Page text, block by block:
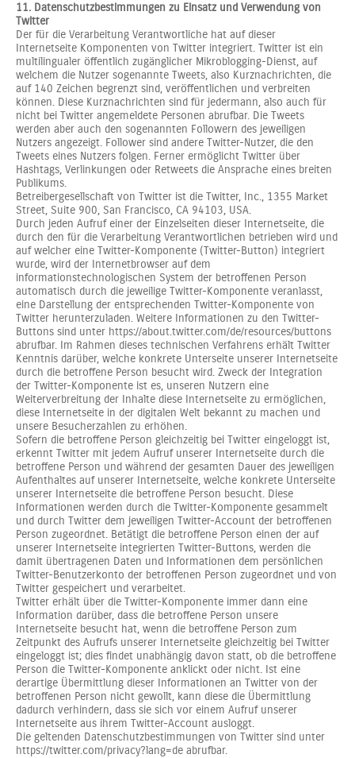
11. Datenschutzbestimmungen zu Einsatz und Verwendung von
Twitter
Der für die Verarbeitung Verantwortliche hat auf dieser
Internetseite Komponenten von Twitter integriert. Twitter ist ein
multilingualer öffentlich zugänglicher Mikroblogging-Dienst, auf
welchem die Nutzer sogenannte Tweets, also Kurznachrichten, die
auf 140 Zeichen begrenzt sind, veröffentlichen und verbreiten
können. Diese Kurznachrichten sind für jedermann, also auch für
nicht bei Twitter angemeldete Personen abrufbar. Die Tweets
werden aber auch den sogenannten Followern des jeweiligen
Nutzers angezeigt. Follower sind andere Twitter-Nutzer, die den
Tweets eines Nutzers folgen. Ferner ermöglicht Twitter über
Hashtags, Verlinkungen oder Retweets die Ansprache eines breiten
Publikums.
Betreibergesellschaft von Twitter ist die Twitter, Inc., 1355 Market
Street, Suite 900, San Francisco, CA 94103, USA.
Durch jeden Aufruf einer der Einzelseiten dieser Internetseite, die
durch den für die Verarbeitung Verantwortlichen betrieben wird und
auf welcher eine Twitter-Komponente (Twitter-Button) integriert
wurde, wird der Internetbrowser auf dem
informationstechnologischen System der betroffenen Person
automatisch durch die jeweilige Twitter-Komponente veranlasst,
eine Darstellung der entsprechenden Twitter-Komponente von
Twitter herunterzuladen. Weitere Informationen zu den Twitter-
Buttons sind unter https://about.twitter.com/de/resources/buttons
abrufbar. Im Rahmen dieses technischen Verfahrens erhält Twitter
Kenntnis darüber, welche konkrete Unterseite unserer Internetseite
durch die betroffene Person besucht wird. Zweck der Integration
der Twitter-Komponente ist es, unseren Nutzern eine
Weiterverbreitung der Inhalte diese Internetseite zu ermöglichen,
diese Internetseite in der digitalen Welt bekannt zu machen und
unsere Besucherzahlen zu erhöhen.
Sofern die betroffene Person gleichzeitig bei Twitter eingeloggt ist,
erkennt Twitter mit jedem Aufruf unserer Internetseite durch die
betroffene Person und während der gesamten Dauer des jeweiligen
Aufenthaltes auf unserer Internetseite, welche konkrete Unterseite
unserer Internetseite die betroffene Person besucht. Diese
Informationen werden durch die Twitter-Komponente gesammelt
und durch Twitter dem jeweiligen Twitter-Account der betroffenen
Person zugeordnet. Betätigt die betroffene Person einen der auf
unserer Internetseite integrierten Twitter-Buttons, werden die
damit übertragenen Daten und Informationen dem persönlichen
Twitter-Benutzerkonto der betroffenen Person zugeordnet und von
Twitter gespeichert und verarbeitet.
Twitter erhält über die Twitter-Komponente immer dann eine
Information darüber, dass die betroffene Person unsere
Internetseite besucht hat, wenn die betroffene Person zum
Zeitpunkt des Aufrufs unserer Internetseite gleichzeitig bei Twitter
eingeloggt ist; dies findet unabhängig davon statt, ob die betroffene
Person die Twitter-Komponente anklickt oder nicht. Ist eine
derartige Übermittlung dieser Informationen an Twitter von der
betroffenen Person nicht gewollt, kann diese die Übermittlung
dadurch verhindern, dass sie sich vor einem Aufruf unserer
Internetseite aus ihrem Twitter-Account ausloggt.
Die geltenden Datenschutzbestimmungen von Twitter sind unter
https://twitter.com/privacy?lang=de abrufbar.